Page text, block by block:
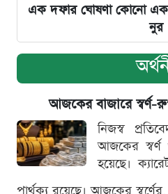
এক দফার ঘোষণা কোনো
নুর
আজকের বাজারে
নিজস্ব
আজকের
হয়েছে।